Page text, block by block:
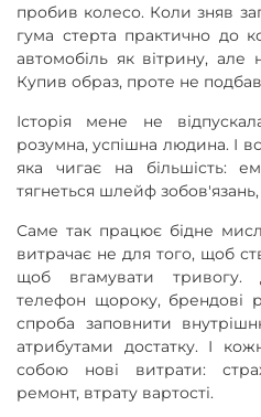
пробив колесо. Коли зняв
гума стерта практично до
автомобіль як вітрину, але
Купив образ, проте не
Історія мене не
розумна, успішна людина. І
яка чигає на більшість:
тягнеться шлейф
Саме так працює бідне
витрачає не для того, щоб
щоб вгамувати
телефон щороку, брендові
спроба заповнити
атрибутами достатку. І
собою нові витрати:
ремонт, втрату вартості.